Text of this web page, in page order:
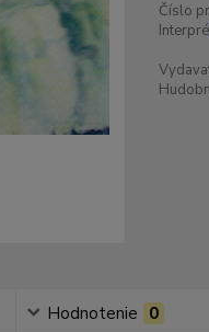
Číslo
Hodnotenie 0